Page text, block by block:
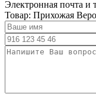
Электронная почта и
Товар: Прихожая